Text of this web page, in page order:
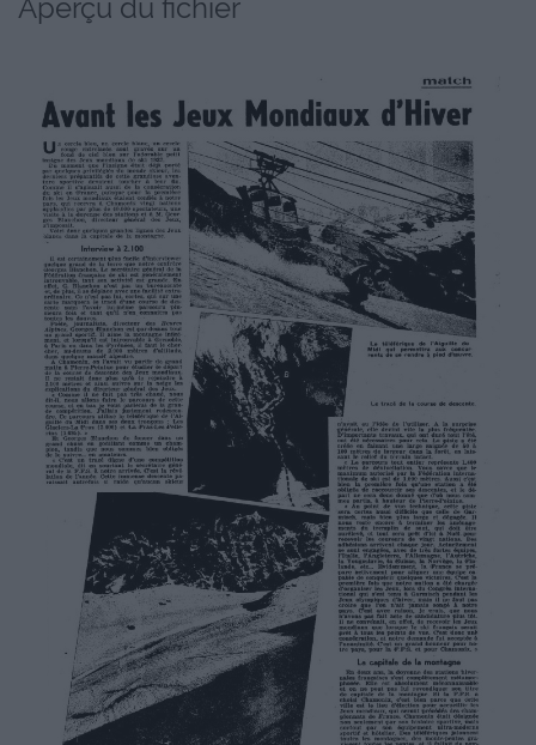
Aperçu du fichier